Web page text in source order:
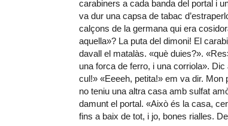
carabiners a cada banda del portal i
va dur una capsa de tabac
calçons de la germana qui era
aquella»? La puta del dimoni! El
davall el matalàs. «què duies?».
una forca de ferro, i una corriola».
cul!» «Eeeeh, petita!» em va dir.
no teniu una altra casa amb sulfat
damunt el portal. «Això és la casa,
fins a baix de tot, i jo, bones rialles.